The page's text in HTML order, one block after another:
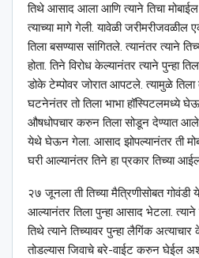
तिथे आसाद आला आणि त्याने तिचा मोबाईल
त्याच्या मागे गेली. यावेळी जरीमरीजवळील
तिला बसण्यास सांगितले. त्यानंतर त्याने
होता. तिने विरोध केल्यानंतर त्याने पुन्हा
डोके टेम्पोवर जोरात आपटले. त्यामुळे तिला
घटनेनंतर तो तिला भाभा हॉस्पिटलमध्ये
औषधोपचार करुन तिला सोडून देण्यात आले.
येथे घेऊन गेला. आसाद झोपल्यानंतर ती
घरी आल्यानंतर तिने हा प्रकार तिच्या
२७ जूनला ती तिच्या मैत्रिणीसोबत गोवंडी
आल्यानंतर तिला पुन्हा आसाद भेटला.
तिथे त्याने तिच्यावर पुन्हा लैगिंक
तोडल्यास जिवाचे बरे-वाईट करुन घेईल